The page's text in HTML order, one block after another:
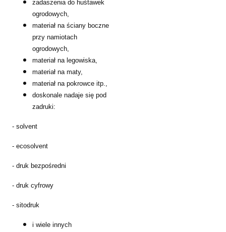
zadaszenia do huśtawek
ogrodowych,
materiał na ściany boczne
przy namiotach
ogrodowych,
materiał na legowiska,
materiał na maty,
materiał na pokrowce itp.,
doskonale nadaje się pod
zadruki:
- solvent
- ecosolvent
- druk bezpośredni
- druk cyfrowy
- sitodruk
i wiele innych